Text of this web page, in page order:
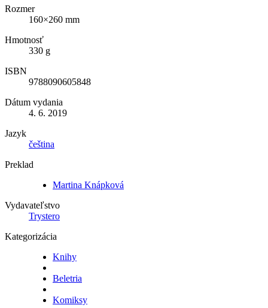
Rozmer
160×260 mm
Hmotnosť
330 g
ISBN
9788090605848
Dátum vydania
4. 6. 2019
Jazyk
čeština
Preklad
Martina Knápková
Vydavateľstvo
Trystero
Kategorizácia
Knihy
Beletria
Komiksy